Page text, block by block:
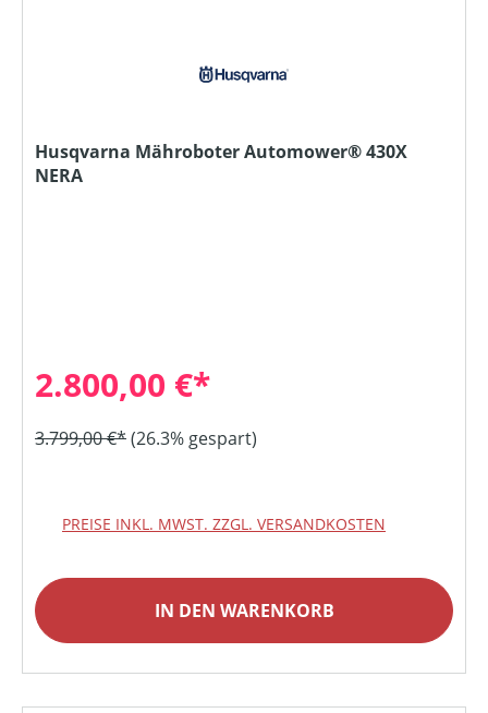
Husqvarna Mähroboter Automower® 430X
NERA
2.800,00 €*
3.799,00 €*(26.3% gespart)
PREISE INKL. MWST. ZZGL. VERSANDKOSTEN
IN DEN WARENKORB